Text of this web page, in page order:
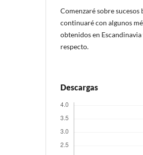
Comenzaré sobre
continuaré con algunos
obtenidos en
respecto.
Descargas